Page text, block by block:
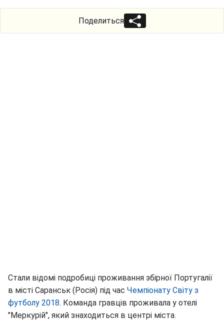
Поделиться
Стали відомі подробиці проживання збірної Португалії
в місті Саранськ (Росія) під час Чемпіонату Світу з
футболу 2018. Команда гравців проживала у отелі
"Меркурій", який знаходиться в центрі міста.